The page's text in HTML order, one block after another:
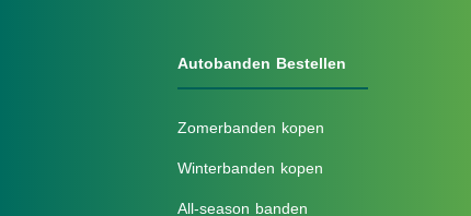
Autobanden Bestellen
Zomerbanden kopen
Winterbanden kopen
All-season banden